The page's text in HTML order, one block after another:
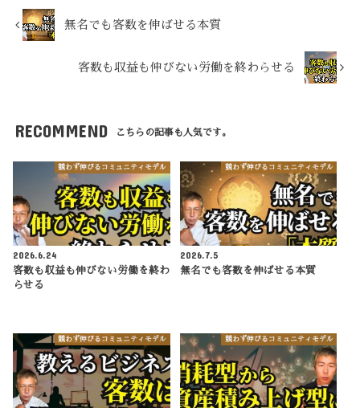
無名でも客数を伸ばせる本質
客数も収益も伸びない労働を終わらせる
RECOMMEND こちらの記事も人気です。
競わず伸びるコミュニティモデル
2026.6.24
客数も収益も伸びない労働を終わ
らせる
競わず伸びるコミュニティモデル
2026.7.5
無名でも客数を伸ばせる本質
競わず伸びるコミュニティモデル 競わず伸びるコミュニティモデル